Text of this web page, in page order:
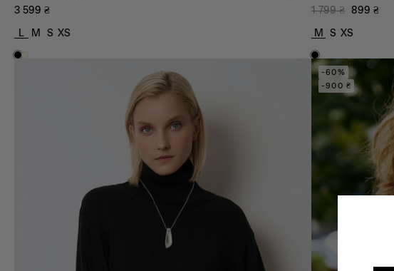
3 599 ₴
L
M S XS
1 799 ₴ 899 ₴
M
S XS
-60%
-900 ₴